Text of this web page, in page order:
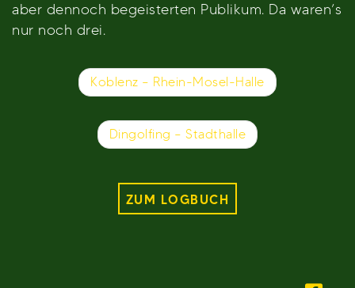
aber dennoch begeisterten Publikum. Da waren’s
nur noch drei.
Beitragsnavigation
Koblenz – Rhein-Mosel-Halle
Dingolfing – Stadthalle
ZUM LOGBUCH